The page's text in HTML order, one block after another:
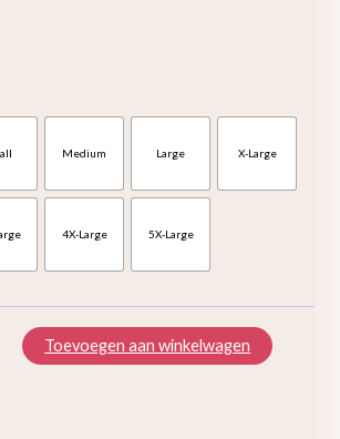
Medium Large X-Large
4X-Large 5X-Large
Toevoegen aan winkelwagen